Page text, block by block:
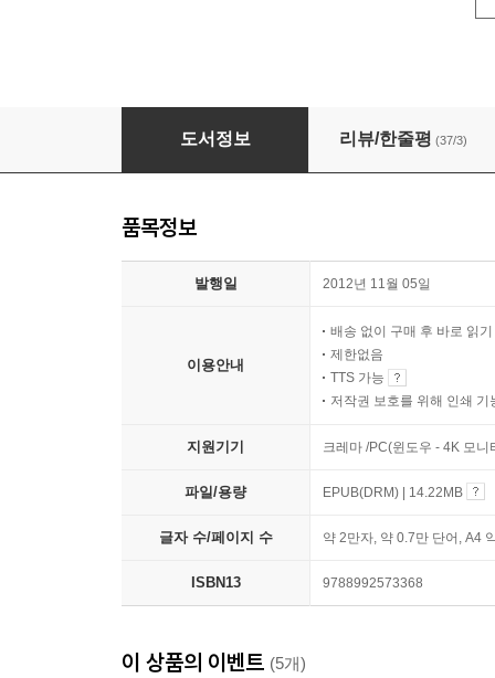
거의 모든 것의 경제학 (체험판)
도서정보 리뷰/한줄평 (37/3)
품목정보
발행일 2012년 11월 05일
이용안내
배송 없이 구매 후 바로 읽기
제한없음
TTS 가능
저작권 보호를 위해 인쇄 기
지원기기 크레마 /PC(윈도우 - 4K 모
파일/용량 EPUB(DRM) | 14.22MB
글자 수/페이지 수 약 2만자, 약 0.7만 단어, A4
ISBN13 9788992573368
이 상품의 이벤트 (5개)